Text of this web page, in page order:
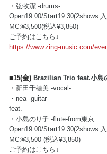
・弦牧潔 -drums-
Open19:00/Start19:30(2shows
MC:¥3,500(税込¥3,850)
ご予約はこちら↓
https://www.zing-music.com/
■15(金) Brazilian Trio feat.小島
・新田千穂美 -vocal-
・nea -guitar-
feat.
・小島のり子 -flute-from東京
Open19:00/Start19:30(2shows
MC:¥3,500 (税込¥3,850)
ご予約はこちら↓